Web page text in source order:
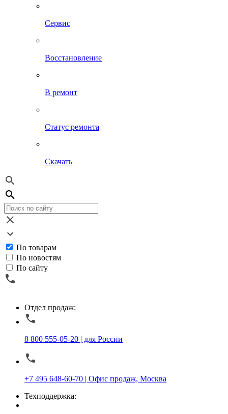
Сервис
Восстановление
В ремонт
Статус ремонта
Скачать
По товарам
По новостям
По сайту
Отдел продаж:
8 800 555-05-20 | для России
+7 495 648-60-70 | Офис продаж, Москва
Техподдержка: